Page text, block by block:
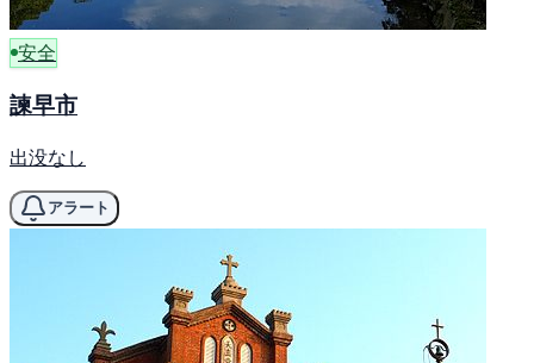
安全
諫早市
出没なし
アラート